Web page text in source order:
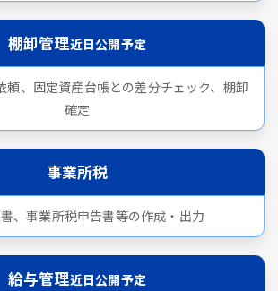
棚卸管理近日公開予定
頼、固定資産台帳との差分チェック、棚卸
確定
事業所税
、事業所税申告書等の作成・出力
給与管理近日公開予定